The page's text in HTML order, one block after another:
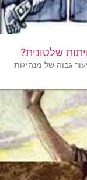
שלטונית?
גבוה של מנהיגות